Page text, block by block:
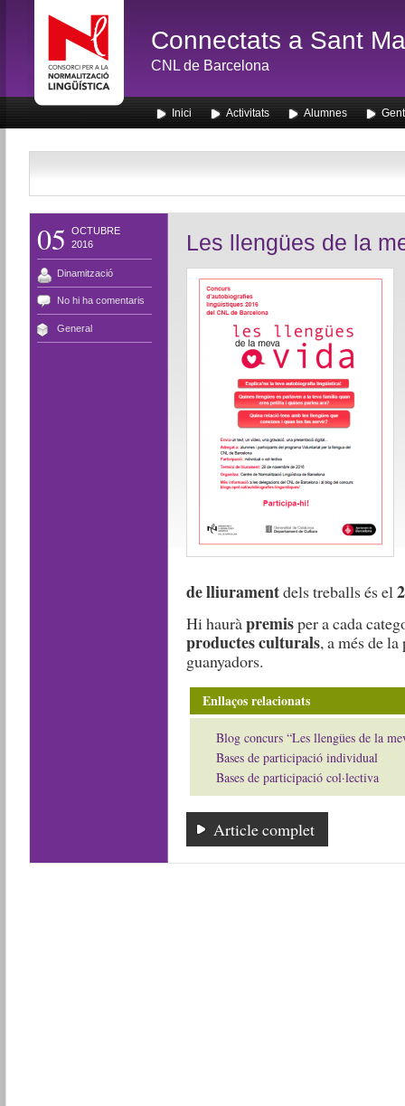
Connectats a Sant
CNL de Barcelona
Inici Activitats Alumnes
05
OCTUBRE
2016
Dinamització
No hi ha comentaris
General
Les llengües de la
de lliuramentdels treballs és el
Hi hauràpremisper a cada
productes culturals, a més de
guanyadors.
Enllaços relacionats
Blog concurs “Les llengües de la
Bases de participació individual
Bases de participació col·lectiva
Article complet